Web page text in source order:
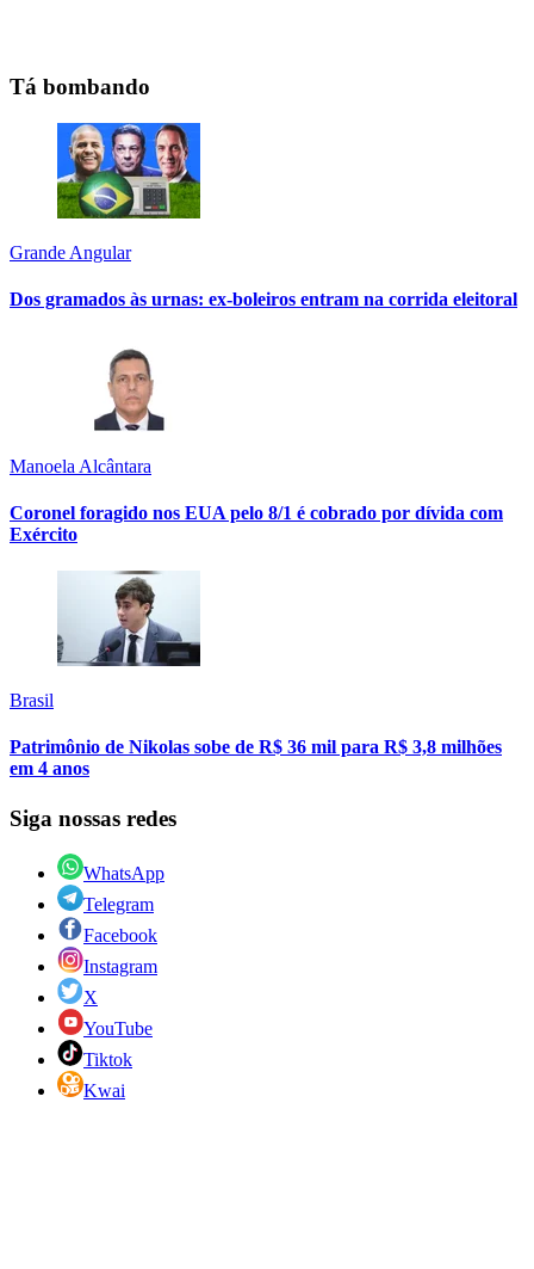
Tá bombando
Grande Angular
Dos gramados às urnas: ex-boleiros entram na corrida eleitoral
Manoela Alcântara
Coronel foragido nos EUA pelo 8/1 é cobrado por dívida com
Exército
Brasil
Patrimônio de Nikolas sobe de R$ 36 mil para R$ 3,8 milhões
em 4 anos
Siga nossas redes
WhatsApp
Telegram
Facebook
Instagram
X
YouTube
Tiktok
Kwai